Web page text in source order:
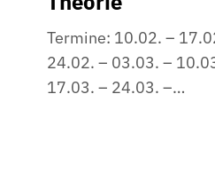
Termine: 10.02. –
24.02. – 03.03. –
17.03. – 24.03. –…